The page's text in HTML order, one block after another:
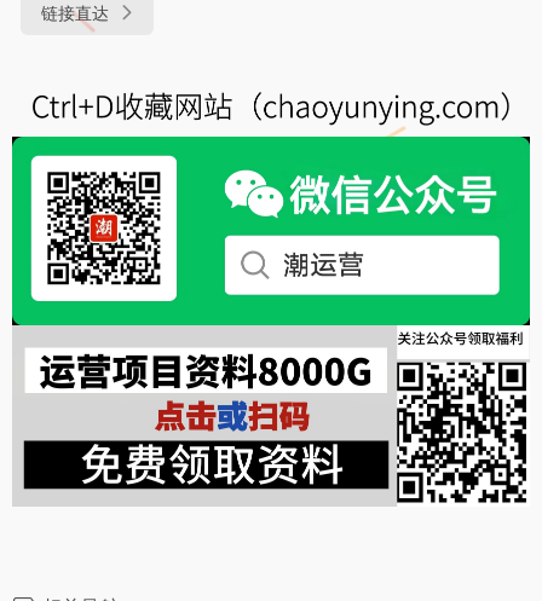
链接直达